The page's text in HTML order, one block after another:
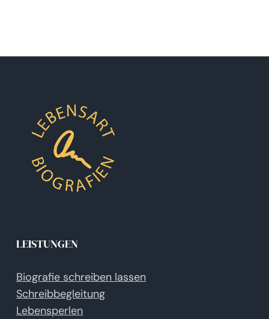
LEISTUNGEN
Biografie schreiben lassen
Schreibbegleitung
Lebensperlen